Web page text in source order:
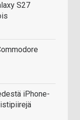
S27
iPhone-